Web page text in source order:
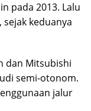
pada 2013. Lalu
keduanya
dan Mitsubishi
semi-otonom.
jalur